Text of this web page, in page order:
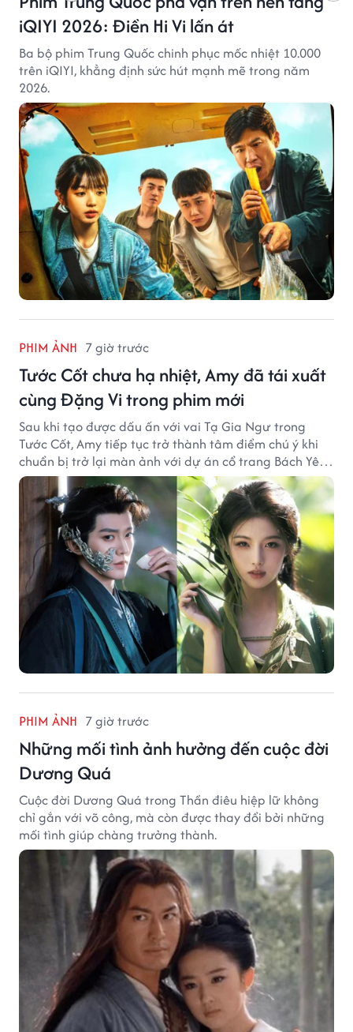
iQIYI 2026: Điền Hi Vi lấn át
Ba bộ phim Trung Quốc chinh phục mốc nhiệt 10.000
trên iQIYI, khẳng định sức hút mạnh mẽ trong năm
2026.
PHIM ẢNH 7 giờ trước
Tước Cốt chưa hạ nhiệt, Amy đã tái xuất
cùng Đặng Vi trong phim mới
Sau khi tạo được dấu ấn với vai Tạ Gia Ngư trong
Tước Cốt, Amy tiếp tục trở thành tâm điểm chú ý khi
chuẩn bị trở lại màn ảnh với dự án cổ trang Bách Yêu
Phổ.
PHIM ẢNH 7 giờ trước
Những mối tình ảnh hưởng đến cuộc đời
Dương Quá
Cuộc đời Dương Quá trong Thần điêu hiệp lữ không
chỉ gắn với võ công, mà còn được thay đổi bởi những
mối tình giúp chàng trưởng thành.